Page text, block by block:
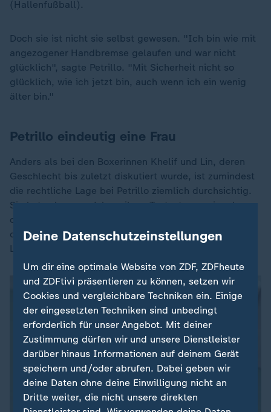
(Hallenfußball).
Doch sie ist nicht sie selbst gewesen. "Ich bin wie mit
angezogener Handbremse gelaufen und war nicht
glücklich", sagte Petrillo. "Mit Sicherheit nicht so
glücklich, wie ich jetzt bin, auch wenn ich ein wenig
älter bin."
Petrillo eindeutig eine Frau
Anders als bei den Boxerinnen Khelif und Lin, deren
Geschlecht bis zuletzt diskutiert wurde, ist zumindest
die rechtliche Lage bei Petrillo ziemlich durchsichtig.
Sie hat schon vor Jahren ihren Testosteronspiegel
durch eine Hormontherapie so weit gesenkt, dass sie
die internationalen Zulassungsbestimmungen für Para-
Leichtathletik-Wettkämpfe von Frauen erfüllt.
Deine Datenschutzeinstellungen
Um dir eine optimale Website von ZDF, ZDFheute
und ZDFtivi präsentieren zu können, setzen wir
Cookies und vergleichbare Techniken ein. Einige
der eingesetzten Techniken sind unbedingt
erforderlich für unser Angebot. Mit deiner
Zustimmung dürfen wir und unsere Dienstleister
darüber hinaus Informationen auf deinem Gerät
speichern und/oder abrufen. Dabei geben wir
deine Daten ohne deine Einwilligung nicht an
Dritte weiter, die nicht unsere direkten